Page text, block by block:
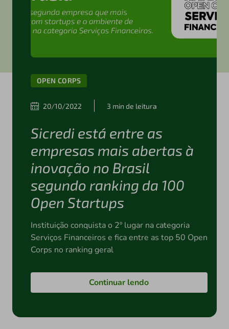
OPEN CORPS
20/10/2022 3 min de leitura
Sicredi está entre as
empresas mais abertas à
inovação no Brasil
segundo ranking da 100
Open Startups
Instituição conquista o 2º lugar na categoria
Serviços Financeiros e fica entre as top 50 Open
Corps no ranking geral
Continuar lendo